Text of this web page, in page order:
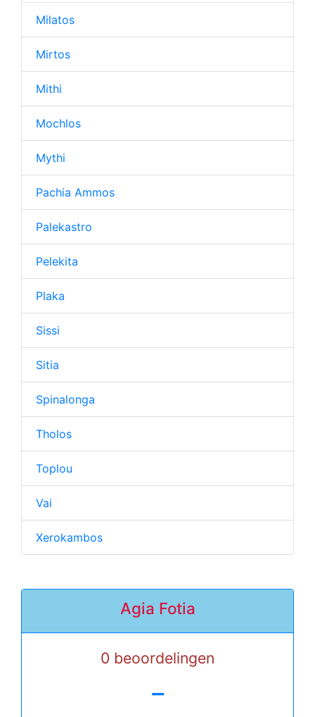
Milatos
Mirtos
Mithi
Mochlos
Mythi
Pachia Ammos
Palekastro
Pelekita
Plaka
Sissi
Sitia
Spinalonga
Tholos
Toplou
Vai
Xerokambos
Agia Fotia
0 beoordelingen
-